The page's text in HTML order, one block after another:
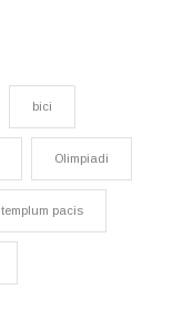
bici
Olimpiadi
templum pacis